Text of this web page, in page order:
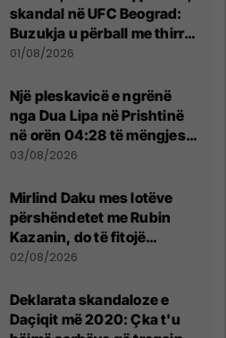
skandal në UFC Beograd:
Buzukja u përball me thirrje
anti-shqiptare nga
01/08/2026
Një pleskavicë e ngrënë
nga Dua Lipa në Prishtinë
në orën 04:28 të mëngjesit
- dhe bota digjitale serbe
03/08/2026
Mirlind Daku mes lotëve
përshëndetet me Rubin
Kazanin, do të fitojë
miliona te Spartak Moska
02/08/2026
​Deklarata skandaloze e
Daçiqit më 2020: Çka t'u